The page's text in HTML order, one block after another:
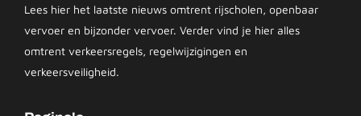
Lees hier het laatste nieuws omtrent rijscholen, openbaar
vervoer en bijzonder vervoer. Verder vind je hier alles
omtrent verkeersregels, regelwijzigingen en
verkeersveiligheid.